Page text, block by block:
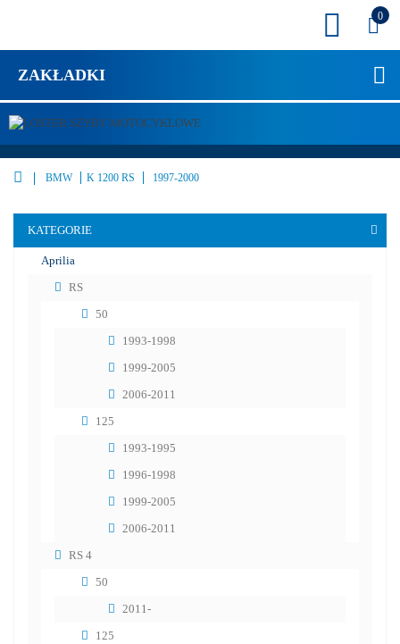
0
ZAKŁADKI
BMW K 1200 RS 1997-2000
KATEGORIE
Aprilia
RS
50
1993-1998
1999-2005
2006-2011
125
1993-1995
1996-1998
1999-2005
2006-2011
RS 4
50
2011-
125